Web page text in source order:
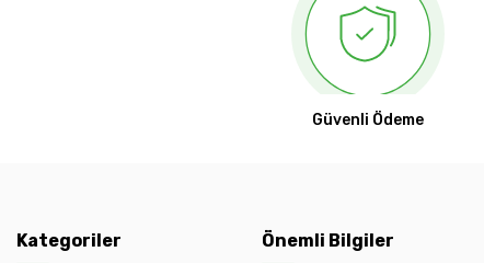
Güvenli Ödeme
Kategoriler Önemli Bilgiler